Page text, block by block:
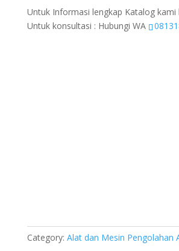
Untuk Informasi lengkap Katalog kami
Untuk konsultasi : Hubungi WA
Category: Alat dan Mesin Pengolahan